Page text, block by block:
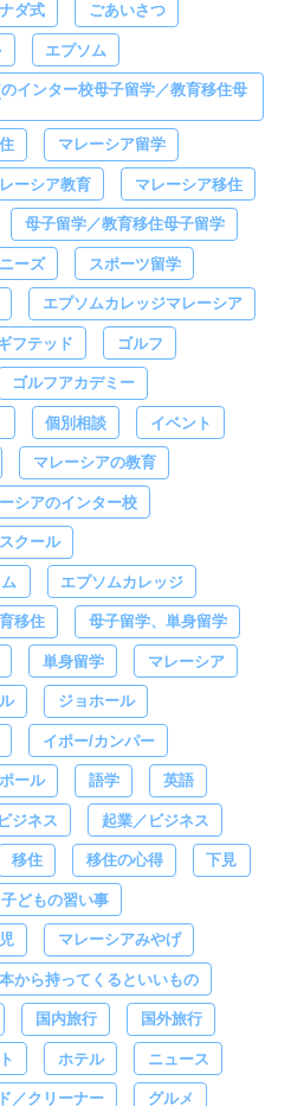
ダ式 ごあいさつ
エプソム
インター校母子留学／教育移住母
マレーシア留学
ーシア教育 マレーシア移住
母子留学／教育移住母子留学
ーズ スポーツ留学
エプソムカレッジマレーシア
フテッド ゴルフ
ゴルフアカデミー
個別相談 イベント
マレーシアの教育
シアのインター校
クール
エプソムカレッジ
移住 母子留学、単身留学
単身留学 マレーシア
ジョホール
イポー/カンパー
ール 語学 英語
ビジネス 起業／ビジネス
移住 移住の心得 下見
子どもの習い事
マレーシアみやげ
から持ってくるといいもの
国内旅行 国外旅行
ホテル ニュース
／クリーナー グルメ